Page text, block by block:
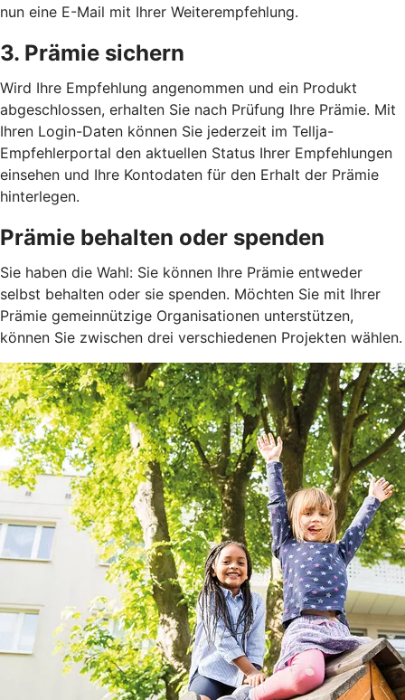
nun eine E-Mail mit Ihrer Weiterempfehlung.
3. Prämie sichern
Wird Ihre Empfehlung angenommen und ein Produkt
abgeschlossen, erhalten Sie nach Prüfung Ihre Prämie. Mit
Ihren Login-Daten können Sie jederzeit im Tellja-
Empfehlerportal den aktuellen Status Ihrer Empfehlungen
einsehen und Ihre Kontodaten für den Erhalt der Prämie
hinterlegen.
Prämie behalten oder spenden
Sie haben die Wahl: Sie können Ihre Prämie entweder
selbst behalten oder sie spenden. Möchten Sie mit Ihrer
Prämie gemeinnützige Organisationen unterstützen,
können Sie zwischen drei verschiedenen Projekten wählen.